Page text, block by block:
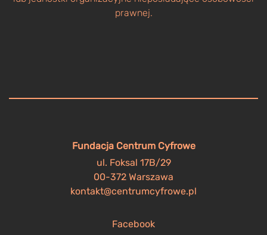
prawnej.
Fundacja Centrum Cyfrowe
ul. Foksal 17B/29
00-372 Warszawa
kontakt@centrumcyfrowe.pl
Facebook